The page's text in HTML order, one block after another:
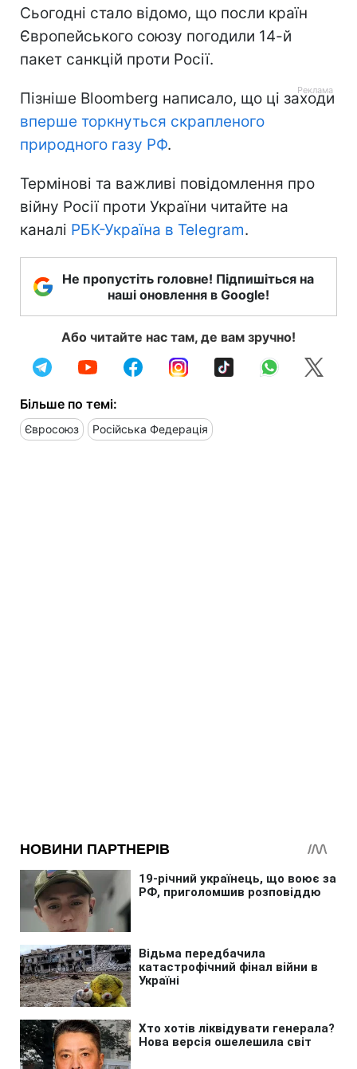
Сьогодні стало відомо, що посли країн
Європейського союзу погодили 14-й
пакет санкцій проти Росії.
Пізніше Bloomberg написало, що ці заходи
вперше торкнуться скрапленого
природного газу РФ.
Термінові та важливі повідомлення про
війну Росії проти України читайте на
каналі РБК-Україна в Telegram.
Не пропустіть головне! Підпишіться на
наші оновлення в Google!
Або читайте нас там, де вам зручно!
Більше по темі:
Євросоюз Російська Федерація